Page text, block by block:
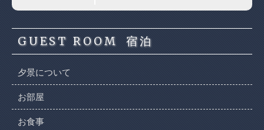
GUEST ROOM 宿泊
夕景について
お部屋
お食事